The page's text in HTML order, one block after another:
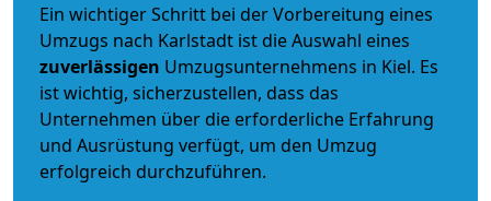
Ein wichtiger Schritt bei der Vorbereitung eines
Umzugs nach Karlstadt ist die Auswahl eines
zuverlässigen Umzugsunternehmens in Kiel. Es
ist wichtig, sicherzustellen, dass das
Unternehmen über die erforderliche Erfahrung
und Ausrüstung verfügt, um den Umzug
erfolgreich durchzuführen.